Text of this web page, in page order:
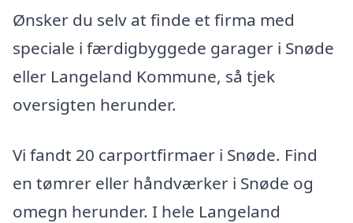
Ønsker du selv at finde et firma med
speciale i færdigbyggede garager i Snøde
eller Langeland Kommune, så tjek
oversigten herunder.
Vi fandt 20 carportfirmaer i Snøde. Find
en tømrer eller håndværker i Snøde og
omegn herunder. I hele Langeland